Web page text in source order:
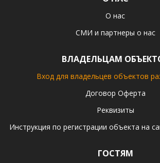
О нас
СМИ и партнеры о нас
ВЛАДЕЛЬЦАМ
Вход для владельцев объектов
Договор Оферта
Реквизиты
Инструкция по регистрации объекта на
ГОСТЯМ